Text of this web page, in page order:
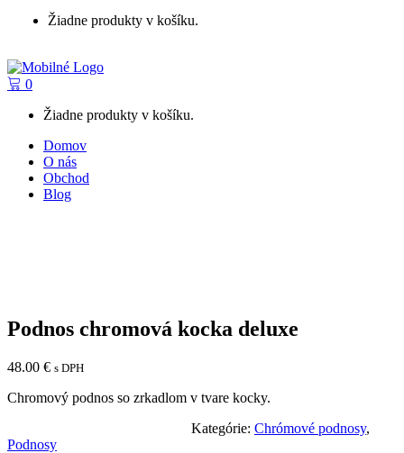
Žiadne produkty v košíku.
0
Žiadne produkty v košíku.
Domov
O nás
Obchod
Blog
Podnos chromová kocka deluxe
48.00 € s DPH
Chromový podnos so zrkadlom v tvare kocky.
Kategórie: Chrómové podnosy,
Podnosy